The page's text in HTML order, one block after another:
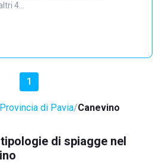
4…
1
Provincia di Pavia Canevino
di spiagge nel